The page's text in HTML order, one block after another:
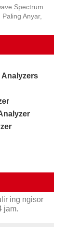
Spectrum
Anyar,
Analyzers
ing ngisor
jam.